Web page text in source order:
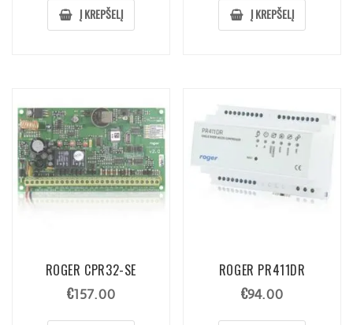
Į KREPŠELĮ Į KREPŠELĮ
ROGER CPR32-SE
€157.00
ROGER PR411DR
€94.00